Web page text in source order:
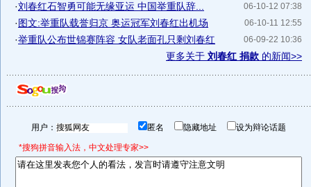
06-10-12 07:38
·刘春红石智勇可能无缘亚运 中国举重队辞...
06-10-11 12:55
·图文:举重队载誉归京 奥运冠军刘春红出机场
06-09-22 10:36
·举重队公布世锦赛阵容 女队老面孔只剩刘春红
更多关于 刘春红 捐款 的新闻>>
用户： 匿名 隐藏地址 设为辩论话题
*搜狗拼音输入法，中文处理专家>>